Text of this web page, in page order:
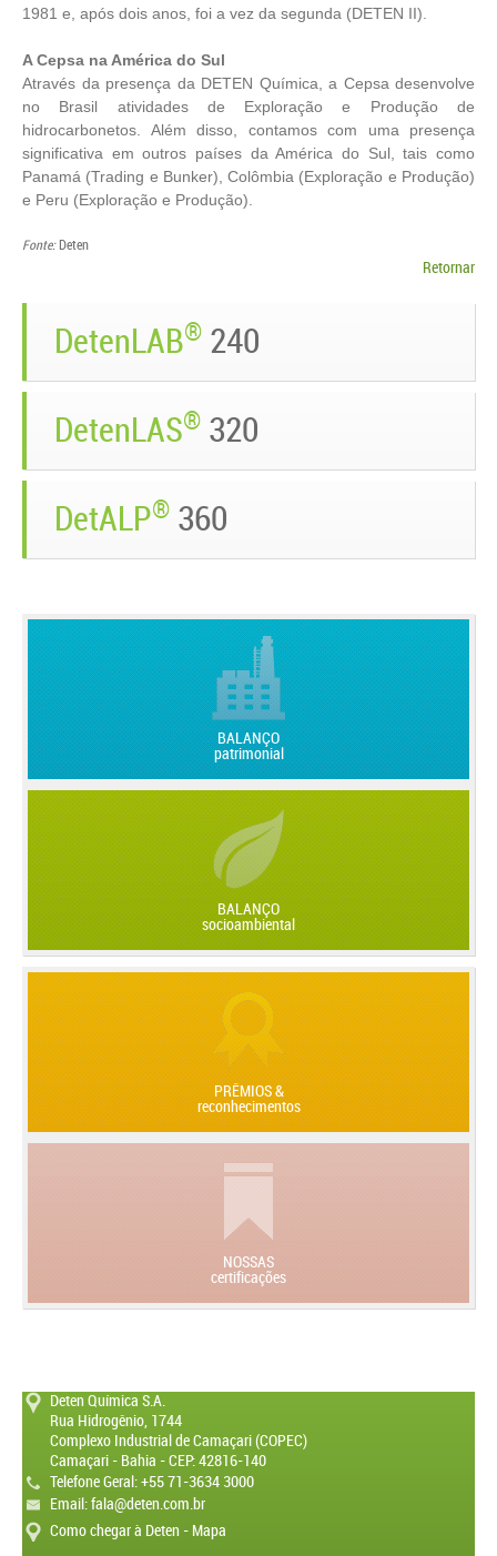
1981 e, após dois anos, foi a vez da segunda (DETEN II).
A Cepsa na América do Sul
Através da presença da DETEN Química, a Cepsa desenvolve
no Brasil atividades de Exploração e Produção de
hidrocarbonetos. Além disso, contamos com uma presença
significativa em outros países da América do Sul, tais como
Panamá (Trading e Bunker), Colômbia (Exploração e Produção)
e Peru (Exploração e Produção).
Fonte:Deten
Retornar
DetenLAB® 240
DetenLAS® 320
DetALP® 360
BALANÇO
patrimonial
BALANÇO
socioambiental
PRÊMIOS &
reconhecimentos
NOSSAS
certificações
Deten Química S.A.
Rua Hidrogênio, 1744
Complexo Industrial de Camaçari (COPEC)
Camaçari - Bahia - CEP: 42816-140
Telefone Geral: +55 71-3634 3000
Email:fala@deten.com.br
Como chegar à Deten - Mapa